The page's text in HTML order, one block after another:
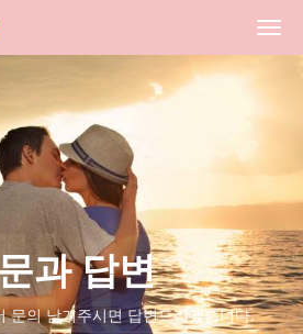
과 답변
문의 남겨주시면 답변드리겠습니다.